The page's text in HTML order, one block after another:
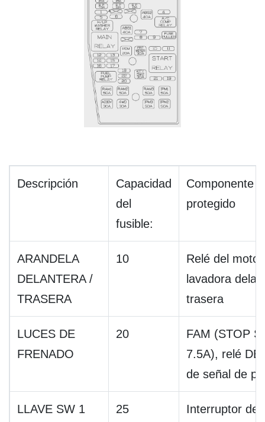
Descripción
Capacidad
del
fusible:
Componente
protegido
ARANDELA
DELANTERA /
TRASERA
10
Relé del
lavadora
trasera
LUCES DE
FRENADO
20
FAM (STOP
7.5A), relé
de señal de
LLAVE SW 1 25
Interruptor de